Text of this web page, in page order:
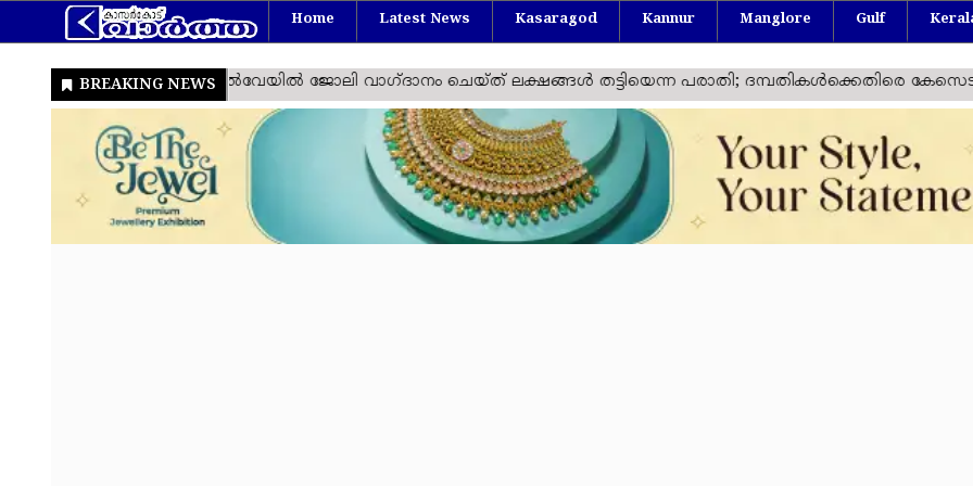
Home Latest News Kasaragod Kannur Manglore Gulf